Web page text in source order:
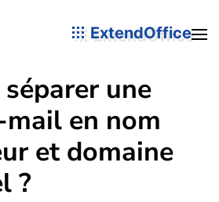
ExtendOffice
une
mail en nom
et domaine
?